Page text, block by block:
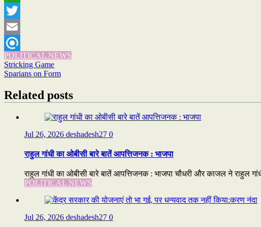
WhatsApp
Twitter
Email
Refind
POLITICAL NEWS
Post
navigation
Stricking Game
Sparians on Form
Related posts
Jul 26, 2026 deshadesh27 0
राहुल गांधी का ओबीसी बारे बातें आपत्तिजनक : भाजपा
राहुल गांधी का ओबीसी बारे बातें आपत्तिजनक : भाजपा चौधरी और काजल ने राहुल
POLITICAL NEWS
Jul 26, 2026 deshadesh27 0